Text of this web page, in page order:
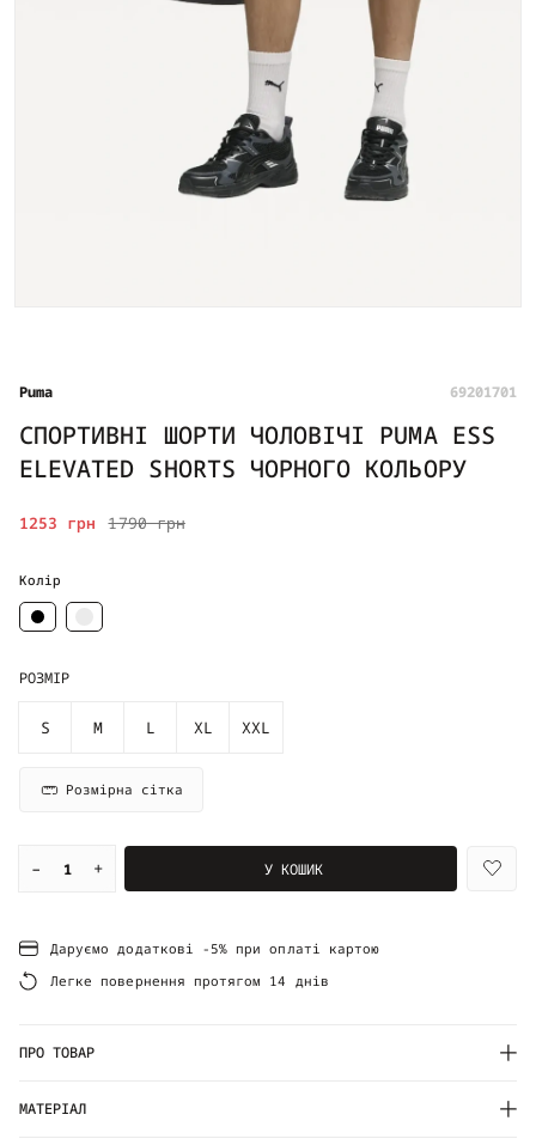
Puma 69201701
СПОРТИВНІ ШОРТИ ЧОЛОВІЧІ PUMA ESS
ELEVATED SHORTS ЧОРНОГО КОЛЬОРУ
1790 грн
1253 грн
Колір
РОЗМІР
S M L XL XXL
Розмірна сітка
– + У КОШИК
Даруємо додаткові -5% при оплаті картою
Легке повернення протягом 14 днів
ПРО ТОВАР
МАТЕРІАЛ